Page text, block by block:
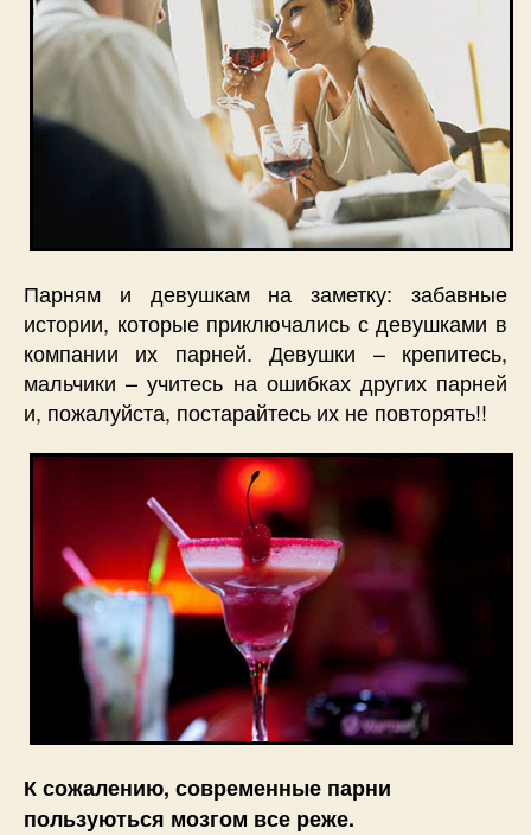
Парням и девушкам на заметку: забавные
истории, которые приключались с девушками в
компании их парней. Девушки – крепитесь,
мальчики – учитесь на ошибках других парней
и, пожалуйста, постарайтесь их не повторять!!
К сожалению, современные парни
пользуються мозгом все реже.